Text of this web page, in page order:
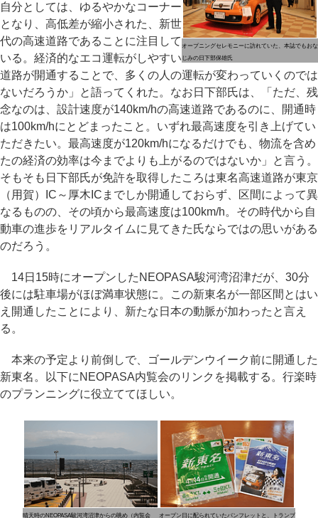
オープニングセレモニーに訪れていた、本誌でもおな
じみの日下部保雄氏
自分としては、ゆるやかなコーナー
となり、高低差が縮小された、新世
代の高速道路であることに注目して
いる。経済的なエコ運転がしやすい
道路が開通することで、多くの人の運転が変わっていくのでは
ないだろうか」と語ってくれた。なお日下部氏は、「ただ、残
念なのは、設計速度が140km/hの高速道路であるのに、開通時
は100km/hにとどまったこと。いずれ最高速度を引き上げてい
ただきたい。最高速度が120km/hになるだけでも、物流を含め
たの経済の効率は今までよりも上がるのではないか」と言う。
そもそも日下部氏が免許を取得したころは東名高速道路が東京
（用賀）IC～厚木ICまでしか開通しておらず、区間によって異
なるものの、その頃から最高速度は100km/h。その時代から自
動車の進歩をリアルタイムに見てきた氏ならではの思いがある
のだろう。
14日15時にオープンしたNEOPASA駿河湾沼津だが、30分
後には駐車場がほぼ満車状態に。この新東名が一部区間とはい
え開通したことにより、新たな日本の動脈が加わったと言え
る。
本来の予定より前倒しで、ゴールデンウイーク前に開通した
新東名。以下にNEOPASA内覧会のリンクを掲載する。行楽時
のプランニングに役立ててほしい。
晴天時のNEOPASA駿河湾沼津からの眺め（内覧会 オープン日に配られていたパンフレットと、トランプ